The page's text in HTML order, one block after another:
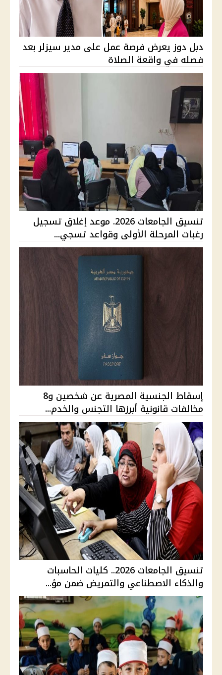
دبل دوز يعرض فرصة عمل على مدير سيزلر بعد
فصله في واقعة الصلاة
تنسيق الجامعات 2026. موعد إغلاق تسجيل
رغبات المرحلة الأولى وقواعد تسجي...
إسقاط الجنسية المصرية عن شخصين و8
مخالفات قانونية أبرزها التجنس والخدم...
تنسيق الجامعات 2026.. كليات الحاسبات
والذكاء الاصطناعي والتمريض ضمن مؤ...